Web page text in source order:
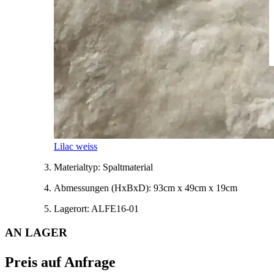
Lilac weiss
Materialtyp: Spaltmaterial
Abmessungen (HxBxD): 93cm x 49cm x 19cm
Lagerort: ALFE16-01
AN LAGER
Preis auf Anfrage